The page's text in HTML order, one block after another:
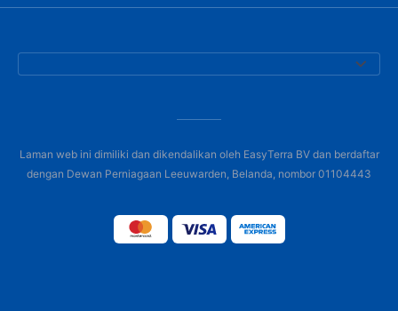
Laman web ini dimiliki dan dikendalikan oleh EasyTerra BV dan berdaftar
dengan Dewan Perniagaan Leeuwarden, Belanda, nombor 01104443